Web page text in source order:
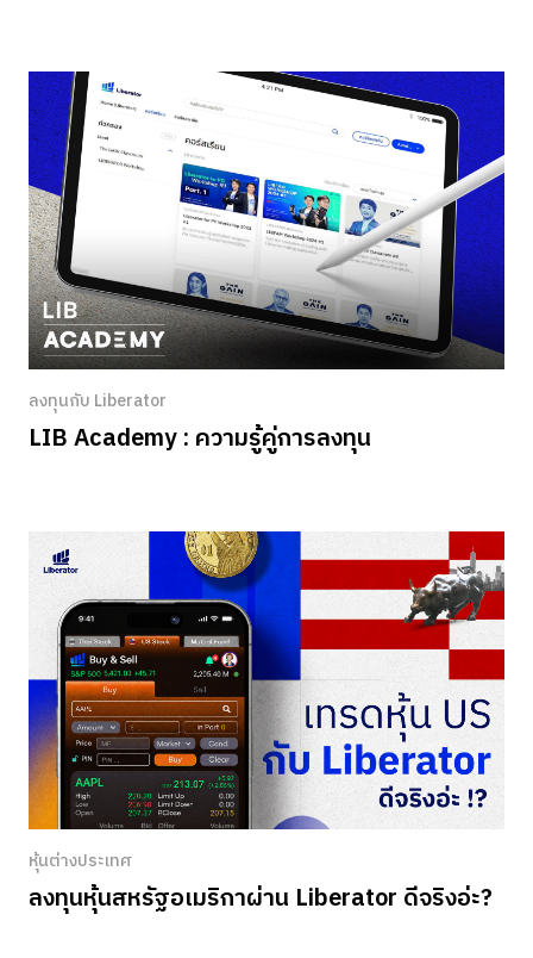
ลงทุนกับ Liberator
LIB Academy : ความรู้คู่การลงทุน
หุ้นต่างประเทศ
ลงทุนหุ้นสหรัฐอเมริกาผ่าน Liberator ดีจริงอ่ะ?